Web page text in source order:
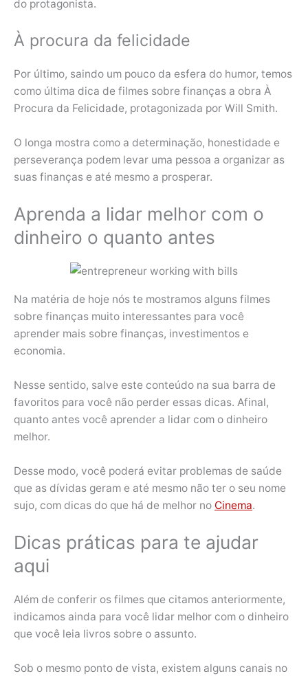
do protagonista.
À procura da felicidade
Por último, saindo um pouco da esfera do humor, temos
como última dica de filmes sobre finanças a obra À
Procura da Felicidade, protagonizada por Will Smith.
O longa mostra como a determinação, honestidade e
perseverança podem levar uma pessoa a organizar as
suas finanças e até mesmo a prosperar.
Aprenda a lidar melhor com o
dinheiro o quanto antes
Na matéria de hoje nós te mostramos alguns filmes
sobre finanças muito interessantes para você
aprender mais sobre finanças, investimentos e
economia.
Nesse sentido, salve este conteúdo na sua barra de
favoritos para você não perder essas dicas. Afinal,
quanto antes você aprender a lidar com o dinheiro
melhor.
Desse modo, você poderá evitar problemas de saúde
que as dívidas geram e até mesmo não ter o seu nome
sujo, com dicas do que há de melhor no Cinema.
Dicas práticas para te ajudar
aqui
Além de conferir os filmes que citamos anteriormente,
indicamos ainda para você lidar melhor com o dinheiro
que você leia livros sobre o assunto.
Sob o mesmo ponto de vista, existem alguns canais no